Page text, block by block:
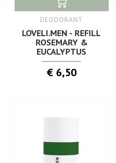
DEODORANT
LOVELI.MEN - REFILL
ROSEMARY &
EUCALYPTUS
€ 6,50